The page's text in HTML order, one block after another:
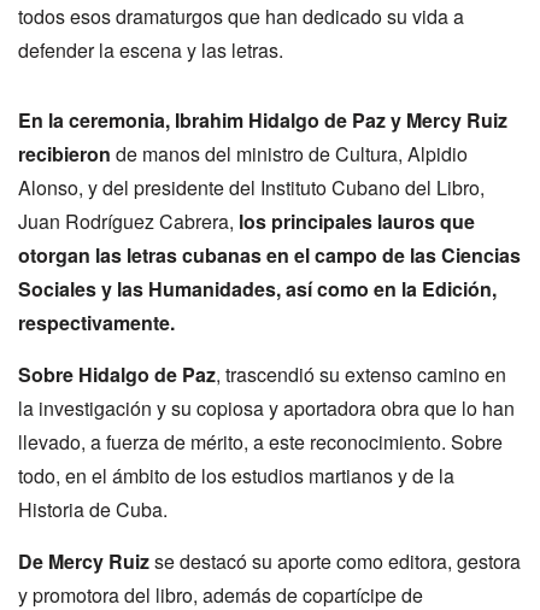
todos esos dramaturgos que han dedicado su vida a
defender la escena y las letras.
En la ceremonia, Ibrahim Hidalgo de Paz y Mercy Ruiz
recibieron de manos del ministro de Cultura, Alpidio
Alonso, y del presidente del Instituto Cubano del Libro,
Juan Rodríguez Cabrera, los principales lauros que
otorgan las letras cubanas en el campo de las Ciencias
Sociales y las Humanidades, así como en la Edición,
respectivamente.
Sobre Hidalgo de Paz, trascendió su extenso camino en
la investigación y su copiosa y aportadora obra que lo han
llevado, a fuerza de mérito, a este reconocimiento. Sobre
todo, en el ámbito de los estudios martianos y de la
Historia de Cuba.
De Mercy Ruizse destacó su aporte como editora, gestora
y promotora del libro, además de copartícipe de